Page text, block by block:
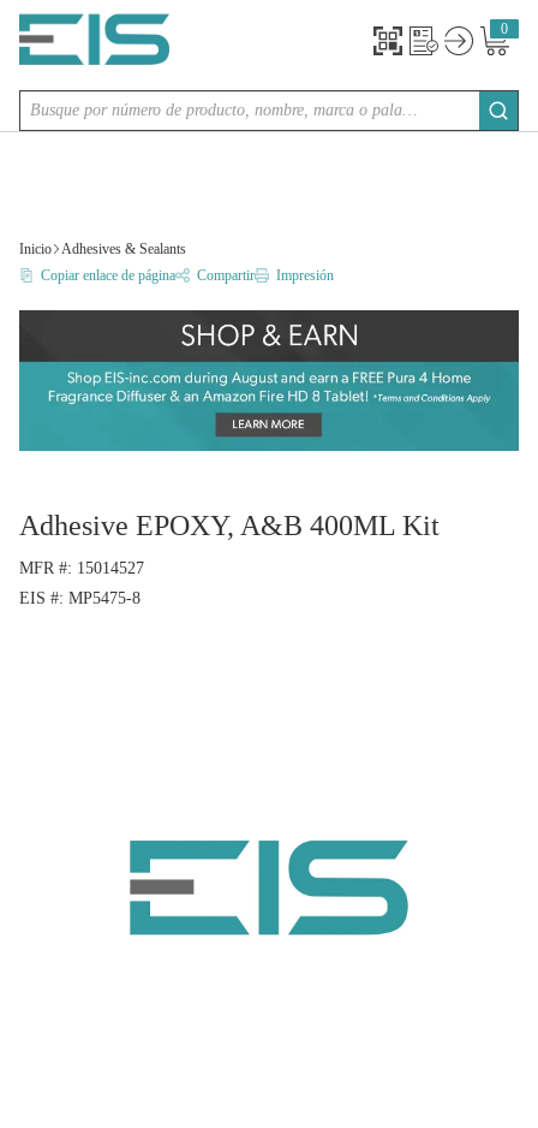
SALTAR AL CONTENIDO PRINCIPAL
Búsqueda de sitio
0
{0}
Inicio Adhesives & Sealants
Copiar enlace de página
Compartir Impresión
Adhesive EPOXY, A&B 400ML Kit
MFR # 15014527
EIS # MP5475-8